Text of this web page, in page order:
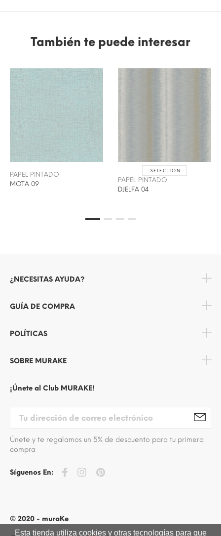
También te puede interesar
PAPEL PINTADO
MOTA 09
SELECTION
PAPEL PINTADO
DJELFA 04
¿NECESITAS AYUDA?
GUÍA DE COMPRA
POLÍTICAS
SOBRE MURAKE
¡Únete al Club MURAKE!
Únete y te regalamos un 5% de descuento para tu primera
compra
Síguenos En:
© 2020 - muraKe
Esta tienda utiliza cookies y otras tecnologías para que